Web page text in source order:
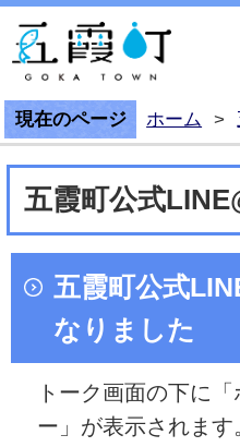
現在のページ ホーム >
五霞町公式
五霞町公式
なりました
トーク画面の下に
ー」が表示されます